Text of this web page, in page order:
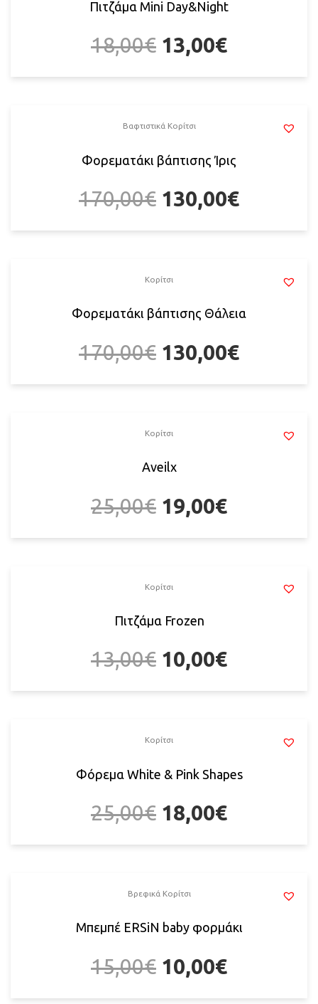
Πιτζάμα Mini Day&Night
18,00€ 13,00€
Βαφτιστικά Κορίτσι
Φορεματάκι βάπτισης Ίρις
170,00€ 130,00€
Κορίτσι
Φορεματάκι βάπτισης Θάλεια
170,00€ 130,00€
Κορίτσι
Αveilx
25,00€ 19,00€
Κορίτσι
Πιτζάμα Frozen
13,00€ 10,00€
Κορίτσι
Φόρεμα White & Pink Shapes
25,00€ 18,00€
Βρεφικά Κορίτσι
Μπεμπέ ERSiN baby φορμάκι
15,00€ 10,00€